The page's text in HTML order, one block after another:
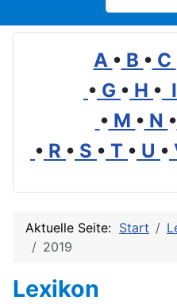
A • B • C
• G • H • I
• M • N •
• R • S • T • U •
Aktuelle Seite: Start
2019
Lexikon